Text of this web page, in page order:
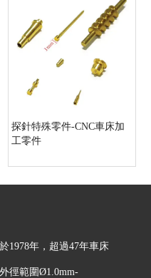
探針特殊零件-CNC車床加
工零件
1978年，超過47年車床
徑範圍Ø1.0mm-